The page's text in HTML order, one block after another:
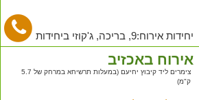
יחידות אירוח:9, בריכה, ג'קוזי ביחידות
אירוח באכזיב
צימרים ליד קיבוץ יחיעם (במעלות תרשיחא במרחק של 5.7
ק"מ)